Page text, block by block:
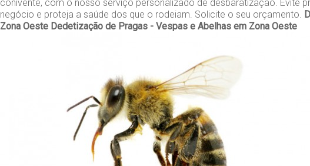
conivente, com o nosso serviço personalizado de desbaratização. Evite
negócio e proteja a saúde dos que o rodeiam. Solicite o seu orçamento.
Zona Oeste Dedetização de Pragas - Vespas e Abelhas em Zona Oeste